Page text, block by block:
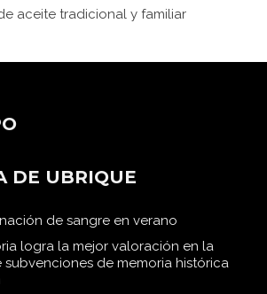
aceite tradicional y familiar
DE UBRIQUE
de sangre en verano
logra la mejor valoración en la
de memoria histórica